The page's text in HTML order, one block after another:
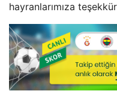
hayranlarımıza